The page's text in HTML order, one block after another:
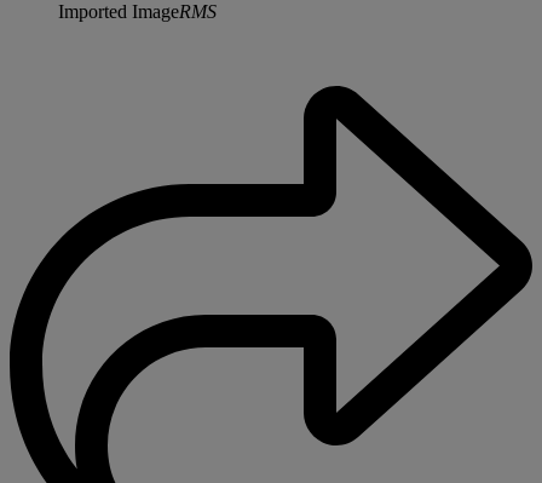
Imported ImageRMS